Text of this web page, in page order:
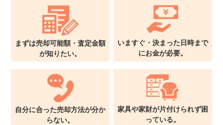
まずは売却可能額・査定金額
が知りたい。
いますぐ・決まった日時まで
にお金が必要。
自分に合った売却方法が分か
らない。
家具や家財が片付けられず困
っている。